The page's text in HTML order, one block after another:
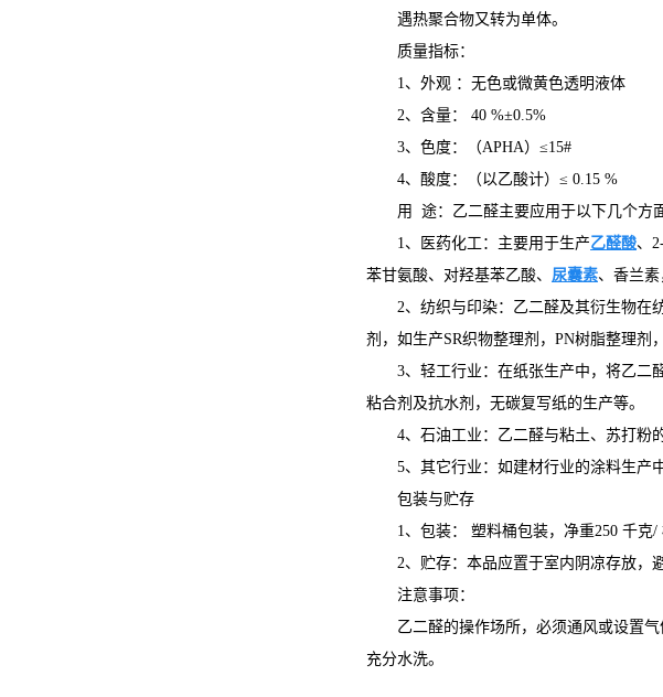
遇热聚合物又转为单体。
质量指标：
1、外观 ：无色或微黄色透明液体
2、含量： 40 %±0.5%
3、色度：（APHA）≤15#
4、酸度：（以乙酸计）≤ 0.15 %
用 途：乙二醛主要应用于以下几个方
1、医药化工：主要用于生产乙醛酸、
苯甘氨酸、对羟基苯乙酸、 尿囊素、香兰素
2、纺织与印染：乙二醛及其衍生物在
剂，如生产SR织物整理剂，PN树脂整理剂
3、轻工行业：在纸张生产中，将乙二
粘合剂及抗水剂，无碳复写纸的生产等。
4、石油工业：乙二醛与粘土、苏打粉
5、其它行业：如建材行业的涂料生产
包装与贮存
1、包装： 塑料桶包装，净重250 千克/
2、贮存：本品应置于室内阴凉存放，
注意事项：
乙二醛的操作场所，必须通风或设置
充分水洗。